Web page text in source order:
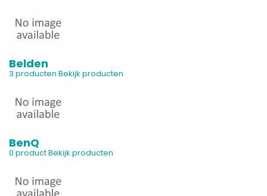
Belden
3 producten Bekijk producten
BenQ
0 productBekijk producten